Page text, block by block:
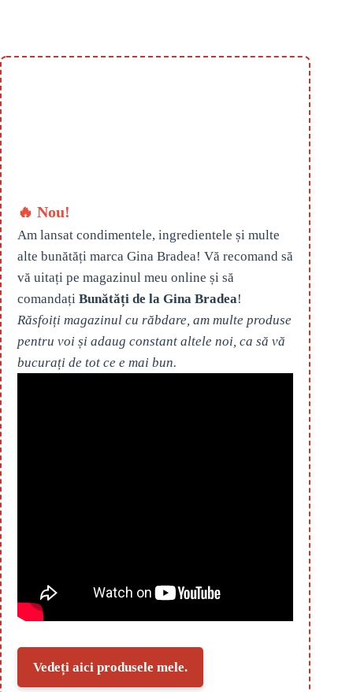
🔥 Nou!
Am lansat condimentele, ingredientele și multe
alte bunătăți marca Gina Bradea! Vă recomand să
vă uitați pe magazinul meu online și să
comandați Bunătăți de la Gina Bradea!
Răsfoiți magazinul cu răbdare, am multe produse
pentru voi și adaug constant altele noi, ca să vă
bucurați de tot ce e mai bun.
Vedeți aici produsele mele.